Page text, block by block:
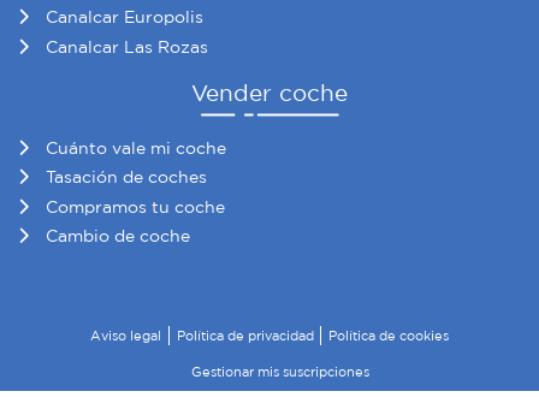
Canalcar Europolis
Canalcar Las Rozas
Vender coche
Cuánto vale mi coche
Tasación de coches
Compramos tu coche
Cambio de coche
Aviso legal Política de privacidad Política de cookies
Gestionar mis suscripciones